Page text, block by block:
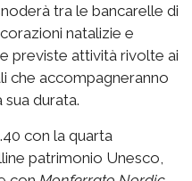
tra le bancarelle di
natalizie e
previste attività rivolte ai
che accompagneranno
durata.
con la quarta
patrimonio Unesco,